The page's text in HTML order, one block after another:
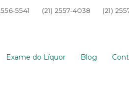
5541 (21) 2557-4038 (21)
Exame do Líquor Blog